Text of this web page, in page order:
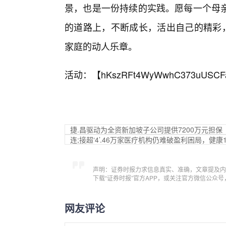
景，也是一份持续的实践。愿每一个
的道路上，不断成长，活出自己的精
家庭的动人乐章。
活动：【
捷.昌驱动为全资新加坡子公司提供7200万元担保
连;接超‘4’.46万家医疗机构仍难破盈利困局，健
声明：证券时报力求信息真实、准确，文章提及
下载“证券时报”官方APP，或关注官方微信公众
网友评论